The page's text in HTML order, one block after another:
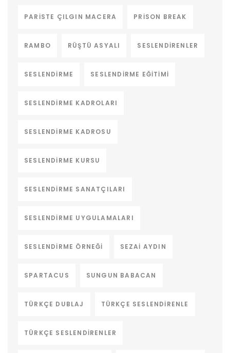
PARISTE ÇILGIN MACERA PRISON BREAK
RAMBO RÜŞTÜ ASYALI SESLENDIRENLER
SESLENDIRME SESLENDIRME EĞITIMI
SESLENDIRME KADROLARI
SESLENDIRME KADROSU
SESLENDIRME KURSU
SESLENDIRME SANATÇILARI
SESLENDIRME UYGULAMALARI
SESLENDIRME ÖRNEĞI SEZAI AYDIN
SPARTACUS SUNGUN BABACAN
TÜRKÇE DUBLAJ TÜRKÇE SESLENDIRENLE
TÜRKÇE SESLENDIRENLER